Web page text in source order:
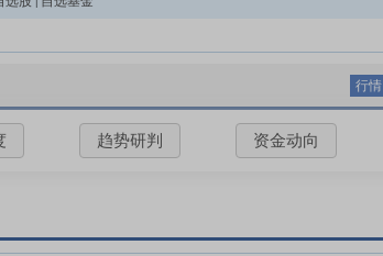
行情
趋势研判 资金动向